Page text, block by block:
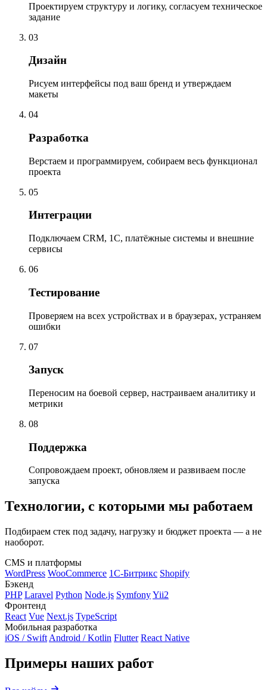
Проектируем структуру и логику, согласуем техническое
задание
03
Дизайн
Рисуем интерфейсы под ваш бренд и утверждаем
макеты
04
Разработка
Верстаем и программируем, собираем весь функционал
проекта
05
Интеграции
Подключаем CRM, 1С, платёжные системы и внешние
сервисы
06
Тестирование
Проверяем на всех устройствах и в браузерах, устраняем
ошибки
07
Запуск
Переносим на боевой сервер, настраиваем аналитику и
метрики
08
Поддержка
Сопровождаем проект, обновляем и развиваем после
запуска
Технологии, с которыми мы работаем
Подбираем стек под задачу, нагрузку и бюджет проекта — а не
наоборот.
CMS и платформы
WordPress WooCommerce 1С-Битрикс Shopify
Бэкенд
PHP Laravel Python Node.js SymfonyYii2
Фронтенд
React Vue Next.js TypeScript
Мобильная разработка
iOS / Swift Android / Kotlin Flutter React Native
Примеры наших работ